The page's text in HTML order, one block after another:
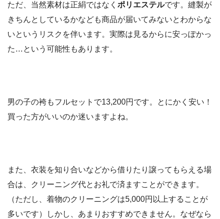
ただ、当然素材は正絹ではなく ポリエステルです。縫製が
きちんとしているかなども商品が届いてみないとわからな
いというリスクを伴います。実際は見るからに安っぽかっ
た…という可能性もあります。
男の子の袴もフルセットで13,200円です。とにかく安い！
買った方がいいのか迷いますよね。
また、衣装を知り合いなどから借りたり譲ってもらえる場
合は、クリーニング代とお礼で済ますことができます。
（ただし、着物のクリーニングは5,000円以上することが
多いです）しかし、あまりおすすめできません。なぜなら